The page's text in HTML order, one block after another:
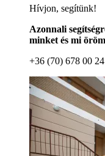
Hívjon, segítünk!
Azonnali
minket és mi
+36 (70) 678 00 24